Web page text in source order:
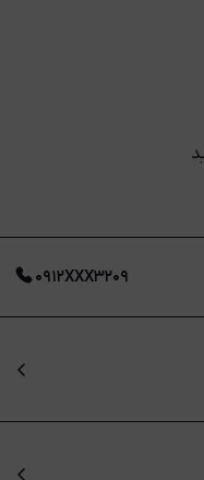
۰۹۱۲XXX۳۲۰۹